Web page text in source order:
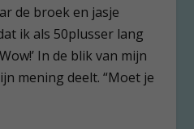
de broek en jasje
ik als 50plusser lang
In de blik van mijn
mening deelt. “Moet je